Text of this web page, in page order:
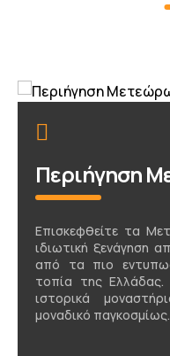
Περιήγηση
Επισκεφθείτε τα
ιδιωτική ξενάγηση
από τα πιο
τοπία της Ελλάδας.
ιστορικά
μοναδικό παγκοσμίως.